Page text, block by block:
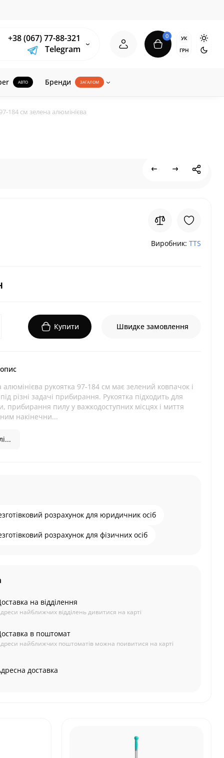
+38 (067) 77-88-321
Telegram
0
УК
ГРН
АВТО Бренди ЗАГАЛОМ
184 см зелена алюмінієва
Виробник: TTS
Купити Швидке замовлення
алюмінієва рукоятка 97-184 см має зелений ковпачок і
різні задачі прибирання. Рукоятка підходить для
прибирання пилу у важкодоступних місцях і миття
накінечни...
розрахунок для юридичник осіб
розрахунок для фізичних осіб
на відділення
найближчих відділень дивитися на карті
в поштомат
найближчих поштоматів можна поивитися на карті
доставка